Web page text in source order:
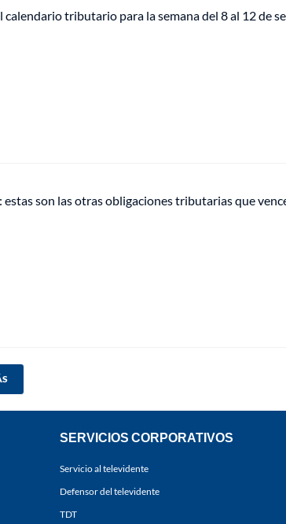
calendario tributario para la semana del 8 al 12 de
son las otras obligaciones tributarias que
SERVICIOS CORPORATIVOS
Servicio al televidente
Defensor del televidente
TDT